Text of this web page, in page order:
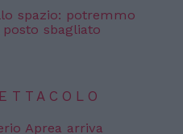
spazio: potremmo
sbagliato
Aprea arriva